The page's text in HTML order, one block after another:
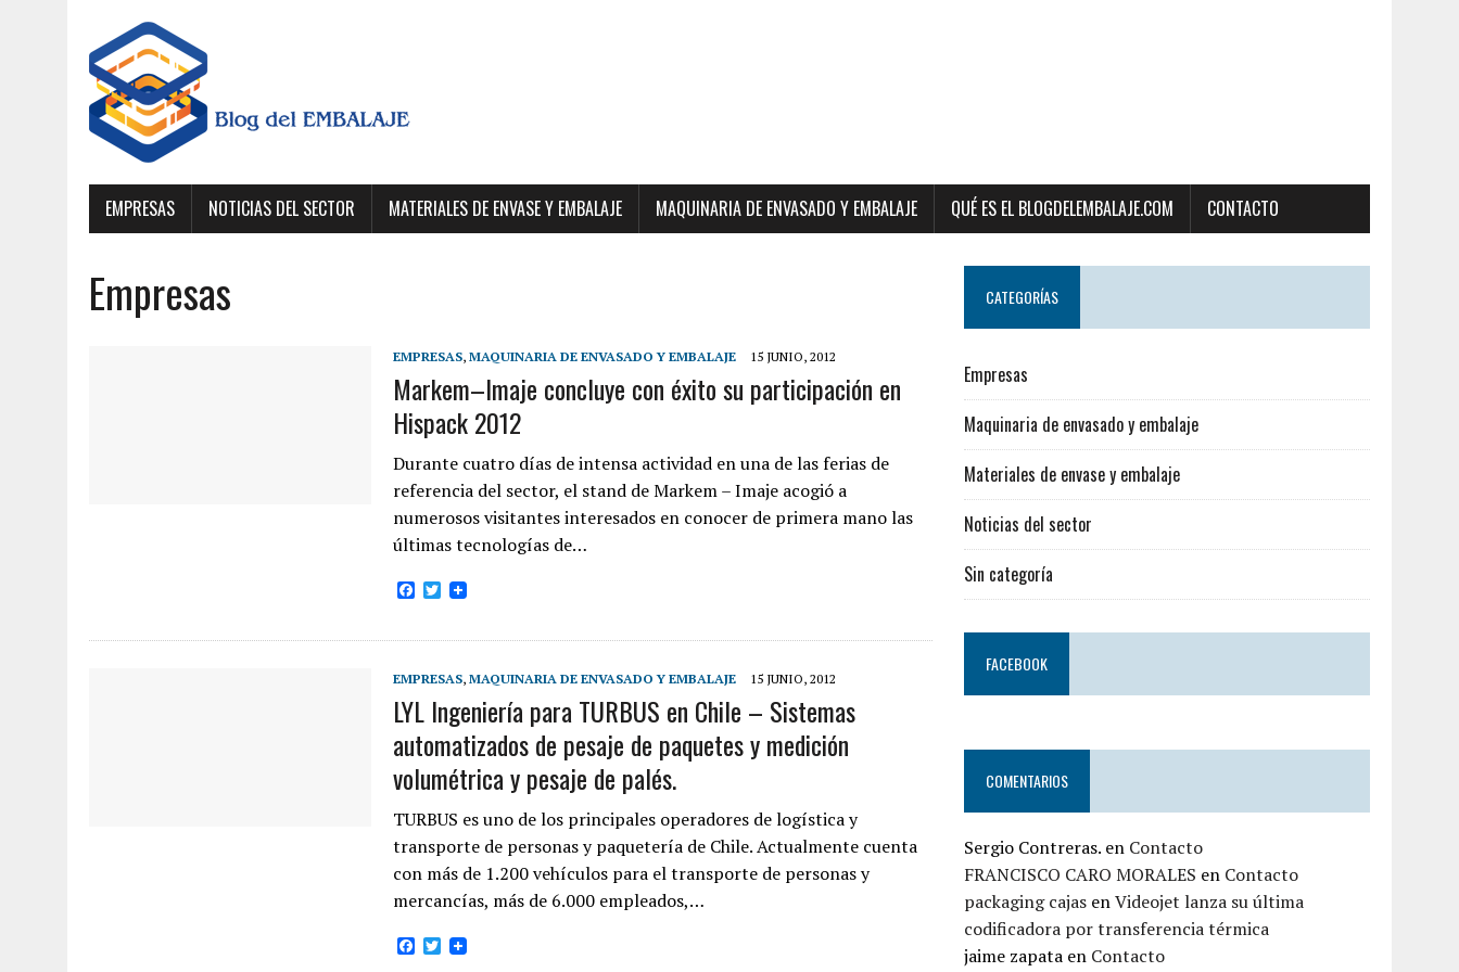
EMPRESAS NOTICIAS DEL SECTOR MATERIALES DE ENVASE Y EMBALAJE MAQUINARIA DE ENVASADO Y EMBALAJE QUÉ ES EL BLOGDELEMBALAJE.COM CONTACTO
Empresas
EMPRESAS, MAQUINARIA DE ENVASADO Y EMBALAJE 15 JUNIO, 2012
Markem–Imaje concluye con éxito su participación en
Hispack 2012
Durante cuatro días de intensa actividad en una de las ferias de
referencia del sector, el stand de Markem – Imaje acogió a
numerosos visitantes interesados en conocer de primera mano las
últimas tecnologías de…
F
e
o
T
t
e
EMPRESAS, MAQUINARIA DE ENVASADO Y EMBALAJE 15 JUNIO, 2012
LYL Ingeniería para TURBUS en Chile – Sistemas
automatizados de pesaje de paquetes y medición
volumétrica y pesaje de palés.
TURBUS es uno de los principales operadores de logística y
transporte de personas y paquetería de Chile. Actualmente cuenta
con más de 1.200 vehículos para el transporte de personas y
mercancías, más de 6.000 empleados,…
F
T
CATEGORÍAS
Empresas
Maquinaria de envasado y embalaje
Materiales de envase y embalaje
Noticias del sector
Sin categoría
FACEBOOK
COMENTARIOS
Sergio Contreras. en Contacto
FRANCISCO CARO MORALES en Contacto
packaging cajas enVideojet lanza su última
codificadora por transferencia térmica
jaime zapata en Contacto